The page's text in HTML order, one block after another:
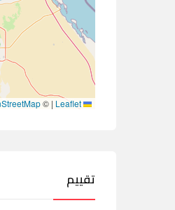
|
©
تقييم